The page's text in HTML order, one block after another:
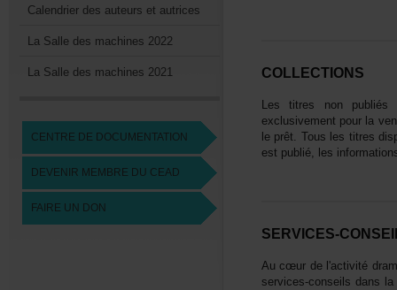
Calendrierdesauteursetautrices
LaSalledesmachines2022
LaSalledesmachines2021
CENTREDEDOCUMENTATION
DEVENIRMEMBREDUCEAD
FAIREUNDON
COLLECTIONS
SERVICES-
services-